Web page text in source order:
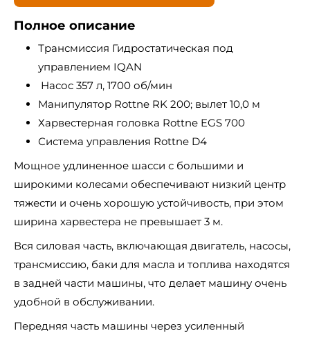
Полное описание
Трансмиссия Гидростатическая под
управлением IQAN
Насос 357 л, 1700 об/мин
Манипулятор Rottne RK 200; вылет 10,0 м
Харвестерная головка Rottne EGS 700
Система управления Rottne D4
Мощное удлиненное шасси с большими и
широкими колесами обеспечивают низкий центр
тяжести и очень хорошую устойчивость, при этом
ширина харвестера не превышает 3 м.
Вся силовая часть, включающая двигатель, насосы,
трансмиссию, баки для масла и топлива находятся
в задней части машины, что делает машину очень
удобной в обслуживании.
Передняя часть машины через усиленный